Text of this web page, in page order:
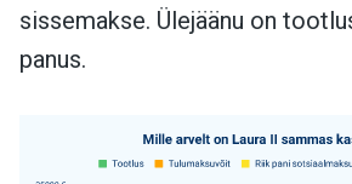
sissemakse. Ülejäänu on
panus.